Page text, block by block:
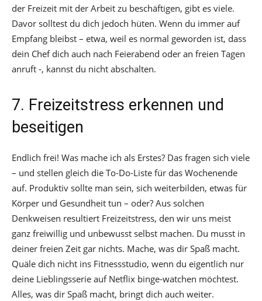
der Freizeit mit der Arbeit zu beschäftigen, gibt es viele.
Davor solltest du dich jedoch hüten. Wenn du immer auf
Empfang bleibst – etwa, weil es normal geworden ist, dass
dein Chef dich auch nach Feierabend oder an freien Tagen
anruft -, kannst du nicht abschalten.
7. Freizeitstress erkennen und
beseitigen
Endlich frei! Was mache ich als Erstes? Das fragen sich viele
– und stellen gleich die To-Do-Liste für das Wochenende
auf. Produktiv sollte man sein, sich weiterbilden, etwas für
Körper und Gesundheit tun – oder? Aus solchen
Denkweisen resultiert Freizeitstress, den wir uns meist
ganz freiwillig und unbewusst selbst machen. Du musst in
deiner freien Zeit gar nichts. Mache, was dir Spaß macht.
Quäle dich nicht ins Fitnessstudio, wenn du eigentlich nur
deine Lieblingsserie auf Netflix binge-watchen möchtest.
Alles, was dir Spaß macht, bringt dich auch weiter.